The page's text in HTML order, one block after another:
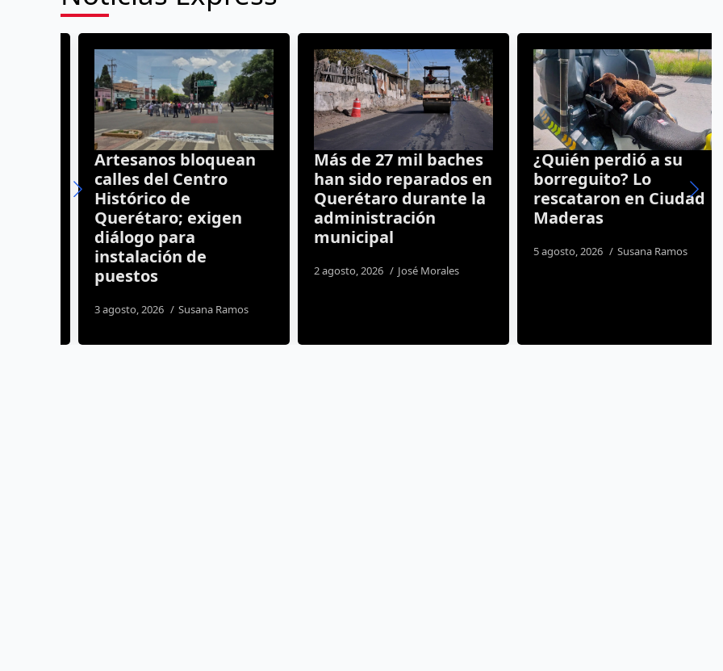
Artesanos bloquean
calles del Centro
Histórico de
Querétaro; exigen
diálogo para
instalación de
puestos
3 agosto, 2026 Susana Ramos
Más de 27 mil baches
han sido reparados en
Querétaro durante la
administración
municipal
2 agosto, 2026 José Morales
¿Quién perdió a su
borreguito? Lo
rescataron en Ciudad
Maderas
5 agosto, 2026 Susana Ramos